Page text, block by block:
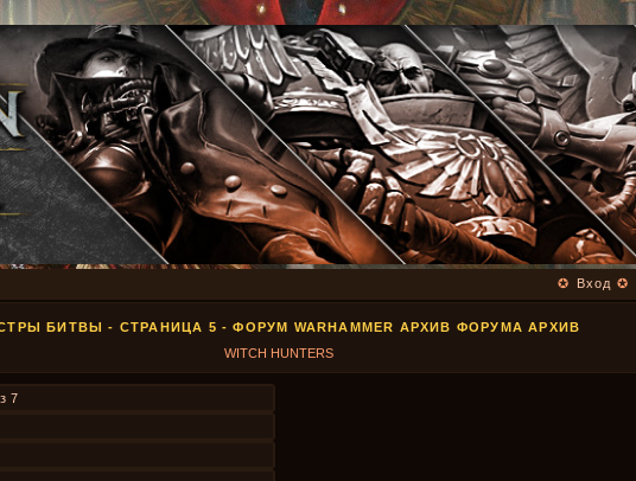
✪ Вход ✪
БИТВЫ - СТРАНИЦА 5 - ФОРУМ WARHAMMER АРХИВ ФОРУМА АРХИВ
WITCH HUNTERS
7